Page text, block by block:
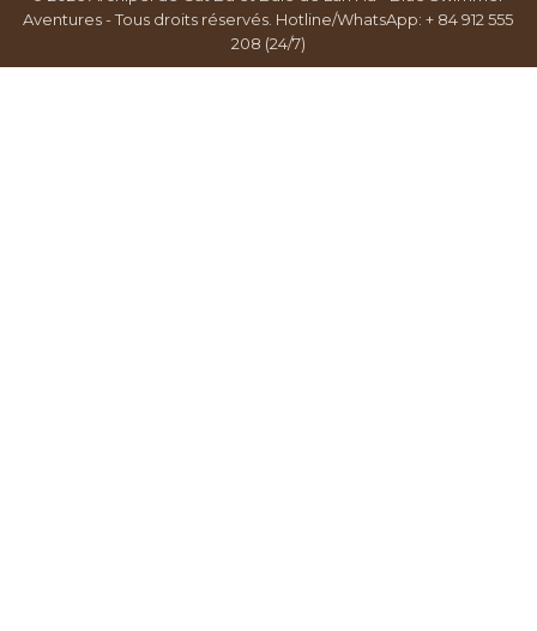
Aventures- Tous droits réservés. Hotline/WhatsApp: + 84 912 555
208 (24/7)